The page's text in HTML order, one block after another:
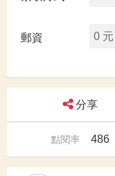
郵資 0 元
分享
點閱率 486